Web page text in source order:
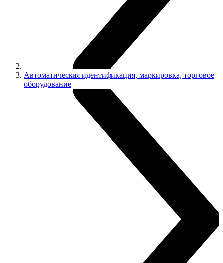
Автоматическая идентификация, маркировка, торговое
оборудование